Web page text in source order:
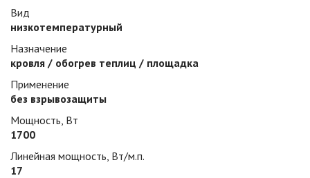
Вид
низкотемпературный
Назначение
кровля / обогрев теплиц / площадка
Применение
без взрывозащиты
Мощность, Вт
1700
Линейная мощность, Вт/м.п.
17